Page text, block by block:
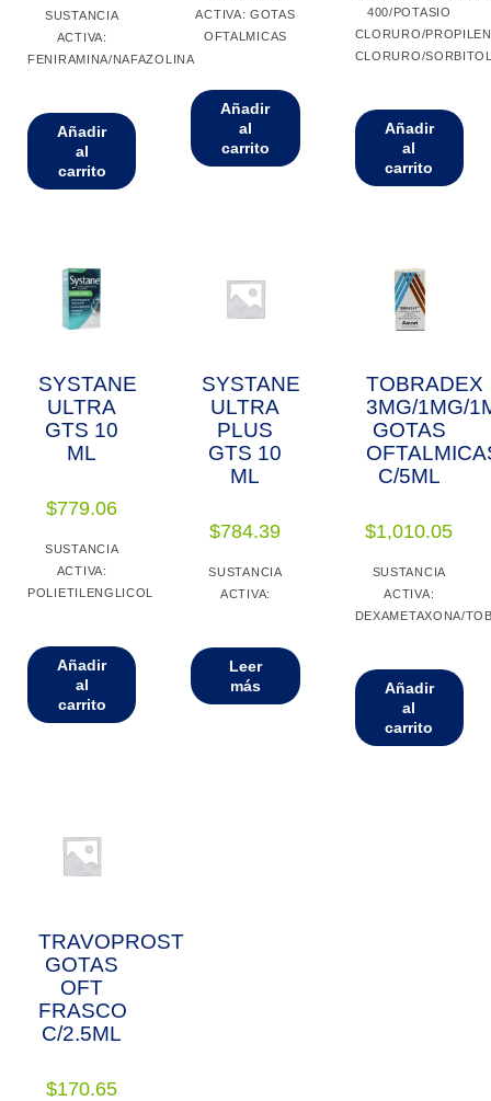
SUSTANCIA
ACTIVA:
FENIRAMINA/NAFAZOLINA
Añadir
al
carrito
ACTIVA: GOTAS
OFTALMICAS
Añadir
al
carrito
400/POTASIO
CLORURO/
CLORURO/
Añadir
al
carrito
SYSTANE
ULTRA
GTS 10
ML
$779.06
SUSTANCIA
ACTIVA:
POLIETILENGLICOL
Añadir
al
carrito
SYSTANE
ULTRA
PLUS
GTS 10
ML
$784.39
SUSTANCIA
ACTIVA:
Leer
más
TOBRADEX
3MG/1MG/
GOTAS
C/5ML
$1,010.05
SUSTANCIA
ACTIVA:
DEXAMETAXONA/
Añadir
al
carrito
TRAVOPROST
GOTAS
OFT
FRASCO
C/2.5ML
$170.65